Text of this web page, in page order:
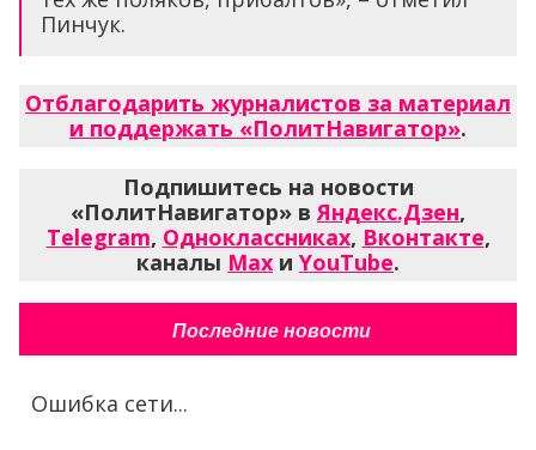
Пинчук.
Отблагодарить журналистов за материал
и поддержать «ПолитНавигатор».
Подпишитесь на новости
«ПолитНавигатор» вЯндекс.Дзен,
Telegram, Одноклассниках, Вконтакте,
каналы Max и YouTube.
Последние новости
Ошибка сети...